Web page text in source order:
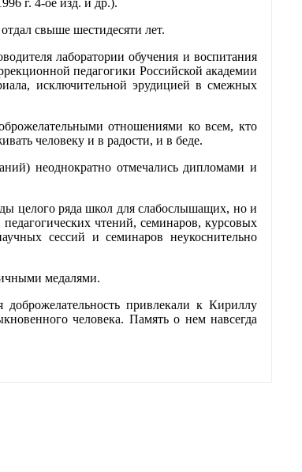
свыше шестидесяти лет.
лаборатории обучения и воспитания
педагогики Российской академии
исключительной эрудицией в смежных
отношениями ко всем, кто
человеку и в радости, и в беде.
неоднократно отмечались дипломами и
целого ряда школ для слабослышащих, но и
чтений, семинаров, курсовых
сессий и семинаров неукоснительно
медалями.
доброжелательность привлекали к Кириллу
человека. Память о нем навсегда